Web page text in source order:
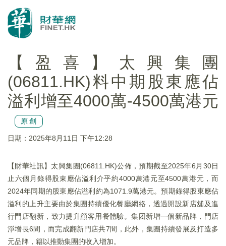
【盈喜】太興集團
(06811.HK)料中期股東應佔
溢利增至4000萬-4500萬港元
原創
日期：2025年8月11日 下午12:28
【財華社訊】太興集團(06811.HK)公佈，預期截至2025年6月30日
止六個月錄得股東應佔溢利介乎約4000萬港元至4500萬港元，而
2024年同期的股東應佔溢利約為1071.9萬港元。預期錄得股東應佔
溢利的上升主要由於集團持續優化餐廳網絡，透過開設新店舖及進
行門店翻新，致力提升顧客用餐體驗。集团新增一個新品牌，門店
淨增長6間，而完成翻新門店共7間，此外，集團持續發展及打造多
元品牌，籍以推動集團的收入增加。